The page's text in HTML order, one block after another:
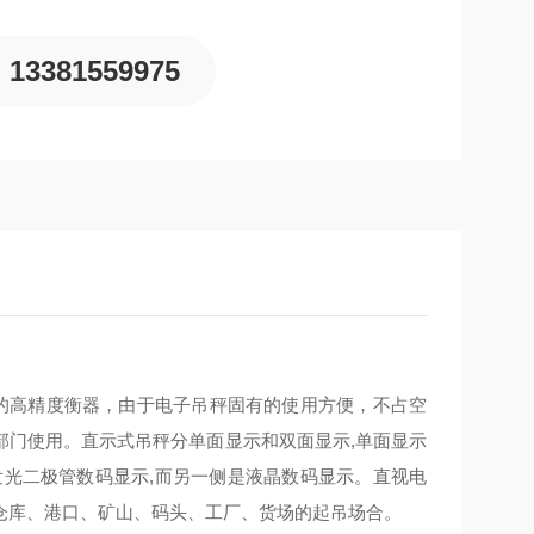
13381559975
精度衡器，由于电子吊秤固有的使用方便，不占空
使用。直示式吊秤分单面显示和双面显示,单面显示
二极管数码显示,而另一侧是液晶数码显示。直视电
、港口、矿山、码头、工厂、货场的起吊场合。